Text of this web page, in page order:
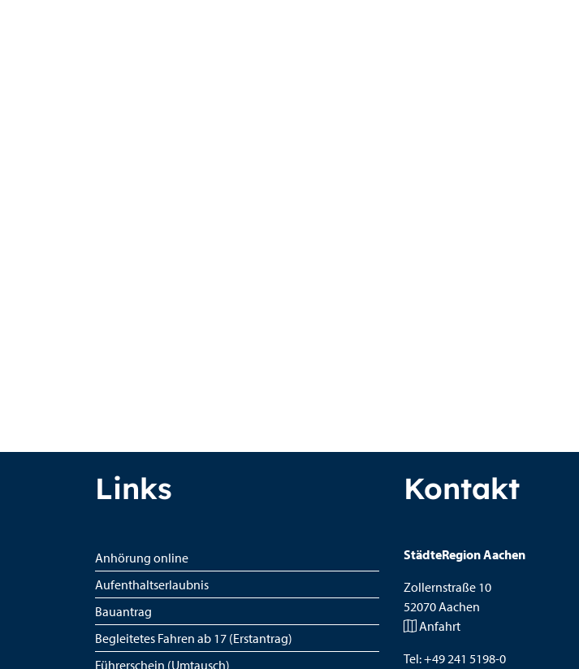
Links
Anhörung online
Aufenthaltserlaubnis
Bauantrag
Begleitetes Fahren ab 17 (Erstantrag)
Führerschein (Umtausch)
Kontakt
StädteRegion Aachen
Zollernstraße 10
52070Aachen
Anfahrt
Tel:+49 241 5198-0